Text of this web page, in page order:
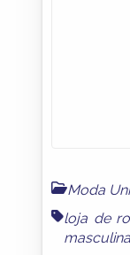
Moda
loja de